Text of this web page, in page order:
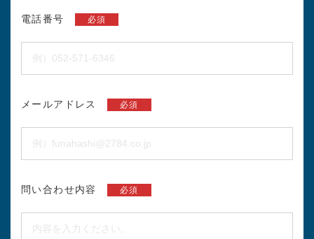
電話番号 必須
メールアドレス 必須
問い合わせ内容 必須